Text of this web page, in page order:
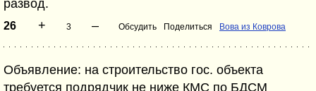
развод.
26 + 3 – Обсудить Поделиться Вова из Коврова
Объявление: на строительство гос. объекта
требуется подрядчик не ниже КМС по БДСМ